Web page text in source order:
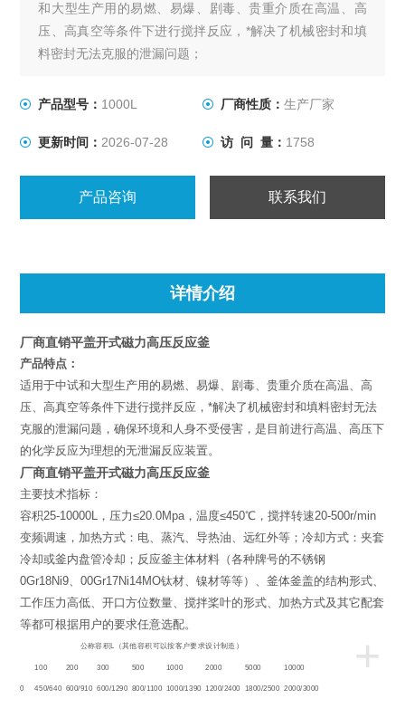
和大型生产用的易燃、易爆、剧毒、贵重介质在高温、高
压、高真空等条件下进行搅拌反应，*解决了机械密封和填
料密封无法克服的泄漏问题；
产品型号： 1000L 厂商性质： 生产厂家
更新时间： 2026-07-28 访 问 量： 1758
产品咨询 联系我们
详情介绍
厂商直销平盖开式磁力高压反应釜
产品特点：
适用于中试和大型生产用的易燃、易爆、剧毒、贵重介质在高温、高
压、高真空等条件下进行搅拌反应，*解决了机械密封和填料密封无法
克服的泄漏问题，确保环境和人身不受侵害，是目前进行高温、高压下
的化学反应为理想的无泄漏反应装置。
厂商直销平盖开式磁力高压反应釜
主要技术指标：
容积25-10000L，压力≤20.0Mpa，温度≤450℃，搅拌转速20-500r/min
变频调速，加热方式：电、蒸汽、导热油、远红外等；冷却方式：夹套
冷却或釜内盘管冷却；反应釜主体材料（各种牌号的不锈钢
0Gr18Ni9、00Gr17Ni14MO钛材、镍材等等）、釜体釜盖的结构形式、
工作压力高低、开口方位数量、搅拌桨叶的形式、加热方式及其它配套
等都可根据用户的要求任意选配。
+
公称容积L （其他容积可以按客户要求设计制造）
100 200 300 500 1000 2000 5000 10000
520 450/640 600/910 600/1290 800/1100 1000/1390 1200/2400 1800/2500 2000/3000